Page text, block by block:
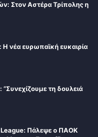
Στον Αστέρα Τρίπολης η
Η νέα ευρωπαϊκή ευκαιρία
τη δουλειά
League: Πάλεψε ο ΠΑΟΚ